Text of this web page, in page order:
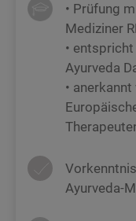
• Prüfung
Mediziner
•
Ayurveda
•
Ayurveda-